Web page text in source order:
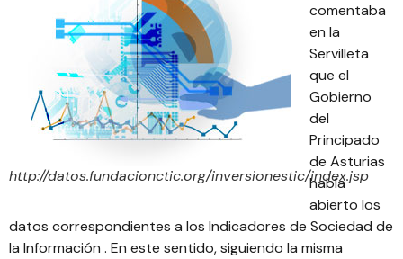
http://datos.fundacionctic.org/inversionestic/index.jsp
comentaba
en la
Servilleta
que el
Gobierno
del
Principado
de Asturias
había
abierto los
datos correspondientes a los Indicadores de Sociedad de
la Información . En este sentido, siguiendo la misma